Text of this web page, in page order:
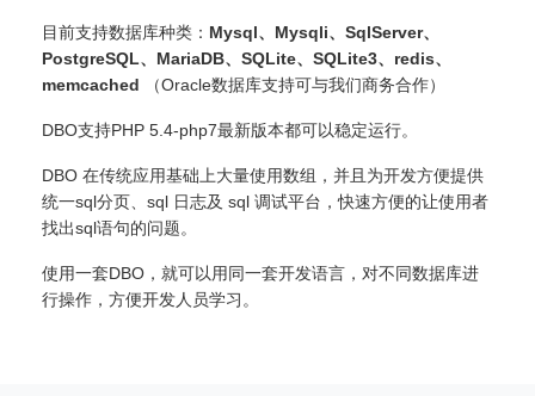
目前支持数据库种类： Mysql、Mysqli、SqlServer、
PostgreSQL、MariaDB、SQLite、SQLite3、redis、
memcached （Oracle数据库支持可与我们商务合作）
DBO支持PHP 5.4-php7最新版本都可以稳定运行。
DBO 在传统应用基础上大量使用数组，并且为开发方便提供
统一sql分页、sql 日志及 sql 调试平台，快速方便的让使用者
找出sql语句的问题。
使用一套DBO，就可以用同一套开发语言，对不同数据库进
行操作，方便开发人员学习。